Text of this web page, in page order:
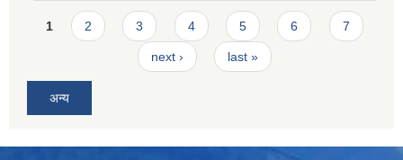
Pages
1 2 3 4 5 6 7
next › last »
अन्य